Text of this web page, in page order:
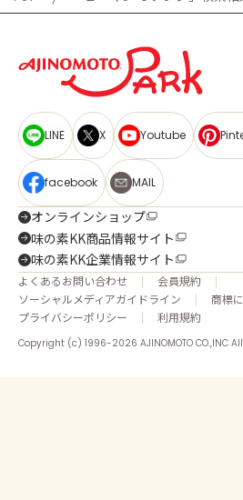
LINE X Youtube
facebook MAIL
オンラインショップ
味の素KK商品情報サイト
味の素KK企業情報サイト
よくあるお問い合わせ
会員規約
ソーシャルメディアガイドライン
商標
プライバシーポリシー
利用規約
Copyright (c) 1996-2026 AJINOMOTO CO.,INC